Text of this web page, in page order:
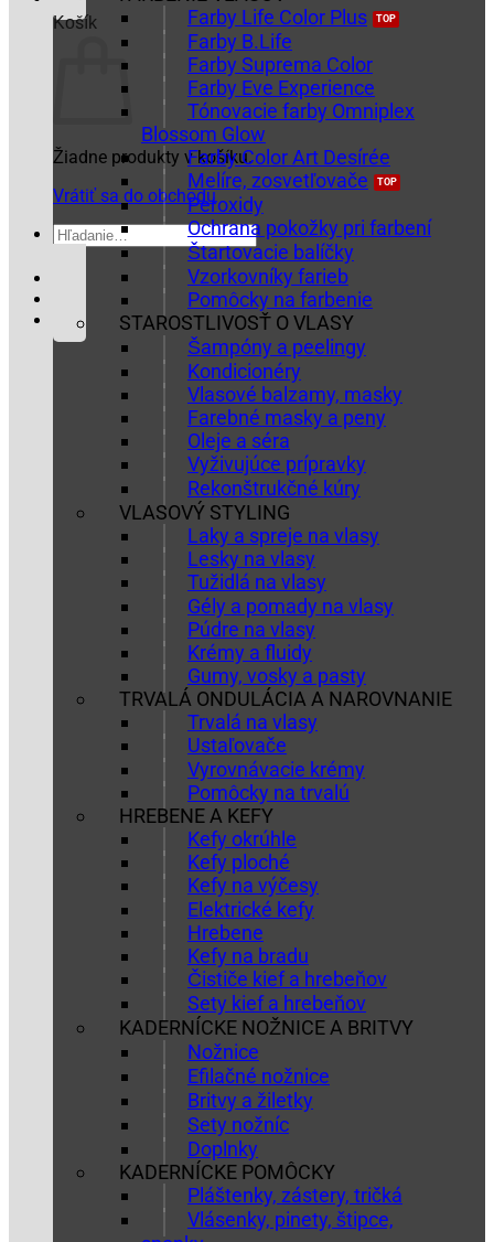
Košík
Žiadne produkty v košíku.
Vrátiť sa do obchodu
Hľadať:
Farby Life Color Plus
Farby B.Life
Farby Suprema Color
Farby Eve Experience
Tónovacie farby Omniplex
Blossom Glow
Farby Color Art Desírée
Melíre, zosvetľovače
Peroxidy
Ochrana pokožky pri farbení
Štartovacie balíčky
Vzorkovníky farieb
Pomôcky na farbenie
STAROSTLIVOSŤ O VLASY
Šampóny a peelingy
Kondicionéry
Vlasové balzamy, masky
Farebné masky a peny
Oleje a séra
Vyživujúce prípravky
Rekonštrukčné kúry
VLASOVÝ STYLING
Laky a spreje na vlasy
Lesky na vlasy
Tužidlá na vlasy
Gély a pomady na vlasy
Púdre na vlasy
Krémy a fluidy
Gumy, vosky a pasty
TRVALÁ ONDULÁCIA A NAROVNANIE
Trvalá na vlasy
Ustaľovače
Vyrovnávacie krémy
Pomôcky na trvalú
HREBENE A KEFY
Kefy okrúhle
Kefy ploché
Kefy na výčesy
Elektrické kefy
Hrebene
Kefy na bradu
Čističe kief a hrebeňov
Sety kief a hrebeňov
KADERNÍCKE NOŽNICE A BRITVY
Nožnice
Efilačné nožnice
Britvy a žiletky
Sety nožníc
Doplnky
KADERNÍCKE POMÔCKY
Pláštenky, zástery, tričká
Vlásenky, pinety, štipce,